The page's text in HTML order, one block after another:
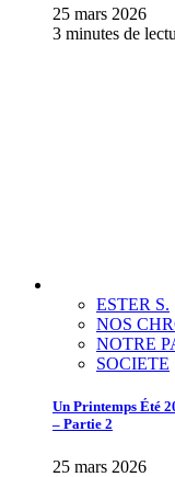
25 mars 2026
3 minutes de
ESTER S.
NOS
NOTRE
SOCIETE
Un Printemps Été
– Partie 2
25 mars 2026